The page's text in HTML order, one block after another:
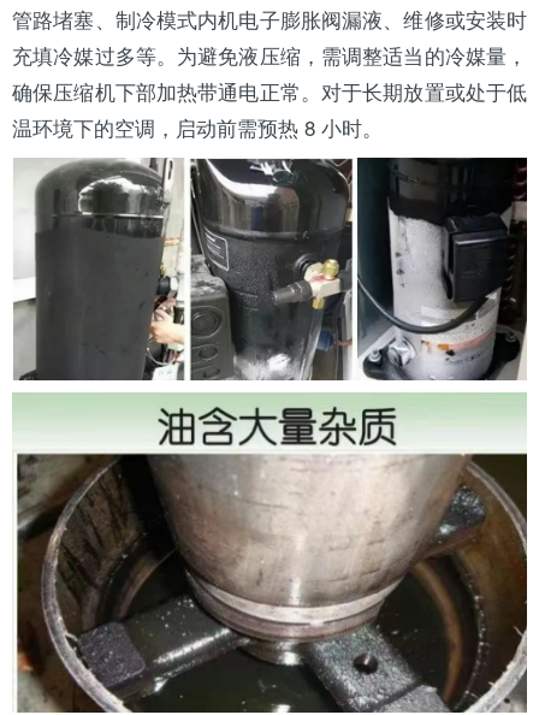
管路堵塞、制冷模式内机电子膨胀阀漏液、维修或安装时
充填冷媒过多等。为避免液压缩，需调整适当的冷媒量，
确保压缩机下部加热带通电正常。对于长期放置或处于低
温环境下的空调，启动前需预热 8 小时。